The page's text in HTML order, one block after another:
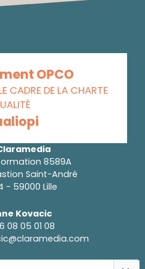
OPCO
CADRE DE LA CHARTE
8589A
Saint-André
- 59000 Lille
Kovacic
08 05 01 08